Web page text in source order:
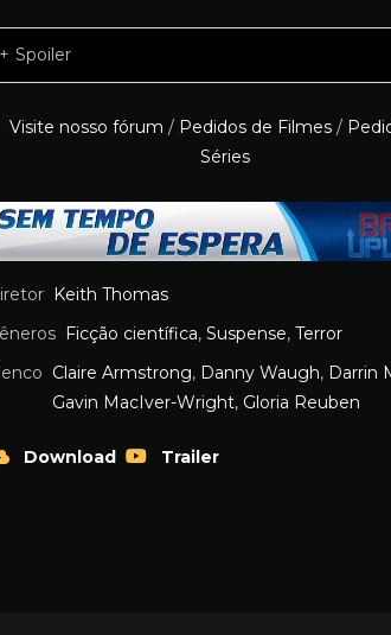
Spoiler
Visite nosso fórum / Pedidos de Filmes /
Séries
Keith Thomas
Ficção científica, Suspense, Terror
Claire Armstrong, Danny Waugh, Darrin
Gavin MacIver-Wright, Gloria Reuben
Download Trailer